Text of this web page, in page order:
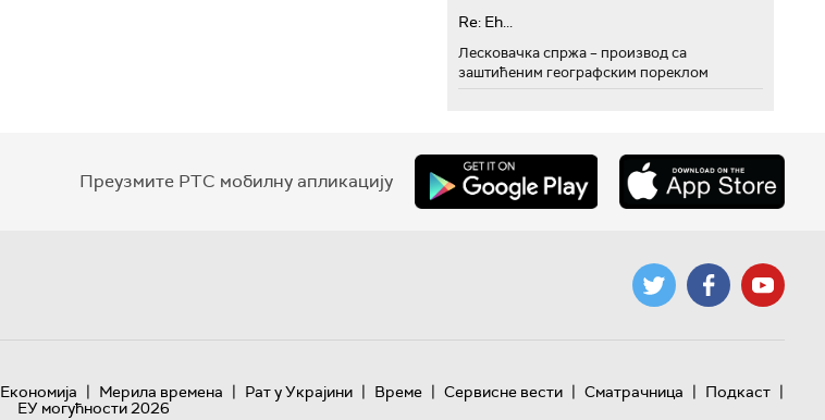
Re: Eh...
Лесковачка спржа – производ са
заштићеним географским пореклом
Преузмите РТС мобилну апликацију
Економија | Мерила времена | Рат у Украјини | Време | Сервисне вести | Сматрачница | Подкаст |
ЕУ могућности 2026